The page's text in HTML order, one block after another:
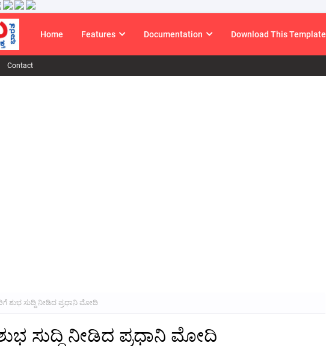
Home Features Documentation Download This Template
Contact
ಶುಭ ಸುದ್ದಿ ನೀಡಿದ ಪ್ರಧಾನಿ ಮೋದಿ
ಸುದ್ದಿ ನೀಡಿದ ಪ್ರಧಾನಿ ಮೋದಿ